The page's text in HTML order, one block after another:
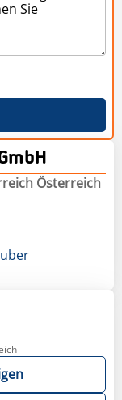
Österreich